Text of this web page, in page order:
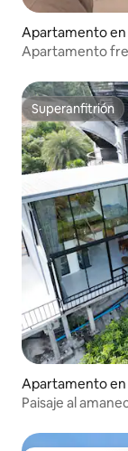
Apartamento en
Apartamento
Superanfitrión
Superanfitrión
Apartamento en
Paisaje al